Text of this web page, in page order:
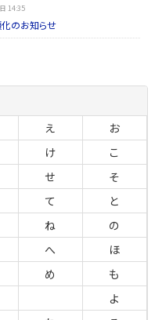
14:35
化のお知らせ
え
お
け
こ
せ
そ
て
と
ね
の
へ
ほ
め
も
よ